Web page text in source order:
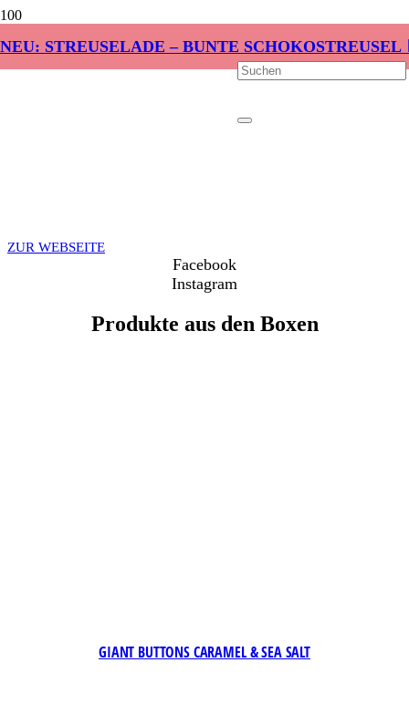
NEU: STREUSELADE – BUNTE SCHOKOSTREUSEL
ZUR WEBSEITE
Facebook
Instagram
Produkte aus den Boxen
GIANT BUTTONS CARAMEL & SEA SALT